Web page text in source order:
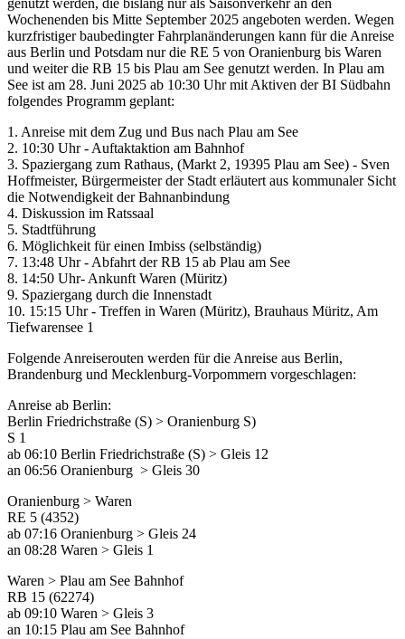
Wochenenden bis Mitte September 2025 angeboten werden. Wegen
kurzfristiger baubedingter Fahrplanänderungen kann für die Anreise
aus Berlin und Potsdam nur die RE 5 von Oranienburg bis Waren
und weiter die RB 15 bis Plau am See genutzt werden. In Plau am
See ist am 28. Juni 2025 ab 10:30 Uhr mit Aktiven der BI Südbahn
folgendes Programm geplant:
1. Anreise mit dem Zug und Bus nach Plau am See
2. 10:30 Uhr - Auftaktaktion am Bahnhof
3. Spaziergang zum Rathaus, (Markt 2, 19395 Plau am See) - Sven
Hoffmeister, Bürgermeister der Stadt erläutert aus kommunaler Sicht
die Notwendigkeit der Bahnanbindung
4. Diskussion im Ratssaal
5. Stadtführung
6. Möglichkeit für einen Imbiss (selbständig)
7. 13:48 Uhr - Abfahrt der RB 15 ab Plau am See
8. 14:50 Uhr- Ankunft Waren (Müritz)
9. Spaziergang durch die Innenstadt
10. 15:15 Uhr - Treffen in Waren (Müritz), Brauhaus Müritz, Am
Tiefwarensee 1
Folgende Anreiserouten werden für die Anreise aus Berlin,
Brandenburg und Mecklenburg-Vorpommern vorgeschlagen:
Anreise ab Berlin:
Berlin Friedrichstraße (S) > Oranienburg S)
S 1
ab 06:10 Berlin Friedrichstraße (S) > Gleis 12
an 06:56 Oranienburg > Gleis 30
Oranienburg > Waren
RE 5 (4352)
ab 07:16 Oranienburg > Gleis 24
an 08:28 Waren > Gleis 1
Waren > Plau am See Bahnhof
RB 15 (62274)
ab 09:10 Waren > Gleis 3
an 10:15 Plau am See Bahnhof